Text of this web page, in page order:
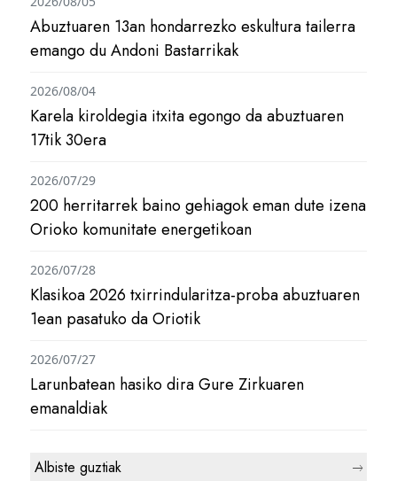
Abuztuaren 13an hondarrezko eskultura tailerra
emango du Andoni Bastarrikak
Karela kiroldegia itxita egongo da abuztuaren
17tik 30era
2026/08/04
200 herritarrek baino gehiagok eman dute izena
Orioko komunitate energetikoan
2026/07/29
Klasikoa 2026 txirrindularitza-proba abuztuaren
1ean pasatuko da Oriotik
2026/07/28
Larunbatean hasiko dira Gure Zirkuaren
emanaldiak
2026/07/27
Albiste guztiak